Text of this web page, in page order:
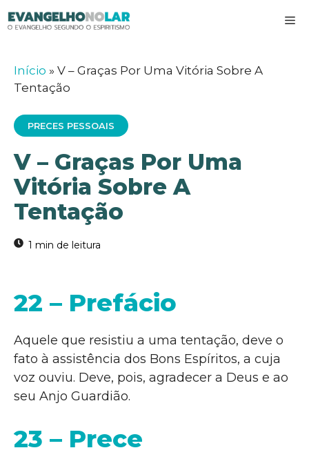
para
Início » V – Graças Por Uma Vitória Sobre A
Tentação
PRECES PESSOAIS
V – Graças Por Uma
Vitória Sobre A
Tentação
22 – Prefácio
Aquele que resistiu a uma tentação, deve o
fato à assistência dos Bons Espíritos, a cuja
voz ouviu. Deve, pois, agradecer a Deus e ao
seu Anjo Guardião.
23 – Prece